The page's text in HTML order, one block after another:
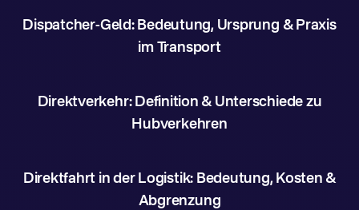
Dispatcher-Geld: Bedeutung, Ursprung & Praxis
im Transport
Direktverkehr: Definition & Unterschiede zu
Hubverkehren
Direktfahrt in der Logistik: Bedeutung, Kosten &
Abgrenzung